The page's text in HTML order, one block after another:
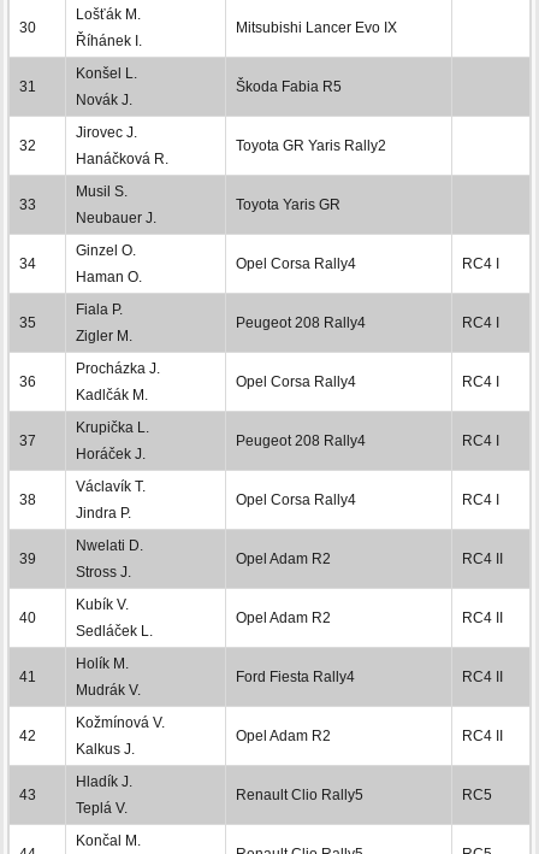
30
Lošťák M.
Říhánek I.
Mitsubishi Lancer Evo IX
31
Konšel L.
Novák J.
Škoda Fabia R5
32
Jirovec J.
Hanáčková R.
Toyota GR Yaris Rally2
33
Musil S.
Neubauer J.
Toyota Yaris GR
34
Ginzel O.
Haman O.
Opel Corsa Rally4 RC4 I
35
Fiala P.
Zigler M.
Peugeot 208 Rally4 RC4 I
36
Procházka J.
Kadlčák M.
Opel Corsa Rally4 RC4 I
37
Krupička L.
Horáček J.
Peugeot 208 Rally4 RC4 I
38
Václavík T.
Jindra P.
Opel Corsa Rally4 RC4 I
39
Nwelati D.
Stross J.
Opel Adam R2 RC4 II
40
Kubík V.
Sedláček L.
Opel Adam R2 RC4 II
41
Holík M.
Mudrák V.
Ford Fiesta Rally4 RC4 II
42
Kožmínová V.
Kalkus J.
Opel Adam R2 RC4 II
43
Hladík J.
Teplá V.
Renault Clio Rally5 RC5
Končal M.